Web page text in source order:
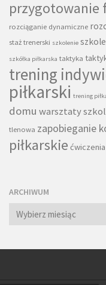
przygotowanie
rozciąganie dynamiczne
staż trenerski szkolenie
szkółka piłkarska taktyka
trening
piłkarski trening
domu warsztaty
tlenowa zapobieganie
piłkarskie
ARCHIWUM
Archiwum